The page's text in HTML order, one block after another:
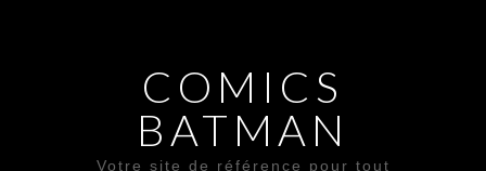
COMICS
BATMAN
Votre site de référence pour tout